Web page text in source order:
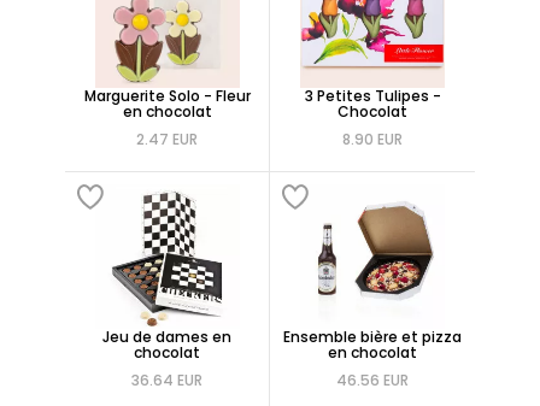
Marguerite Solo - Fleur
en chocolat
2.47 EUR
3 Petites Tulipes -
Chocolat
8.90 EUR
Jeu de dames en
chocolat
36.64 EUR
Ensemble bière et pizza
en chocolat
46.56 EUR